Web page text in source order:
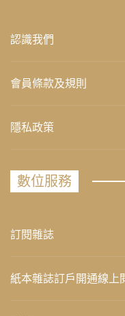
認識我們
會員條款及規則
隱私政策
數位服務
訂閱雜誌
紙本雜誌訂戶開通線上